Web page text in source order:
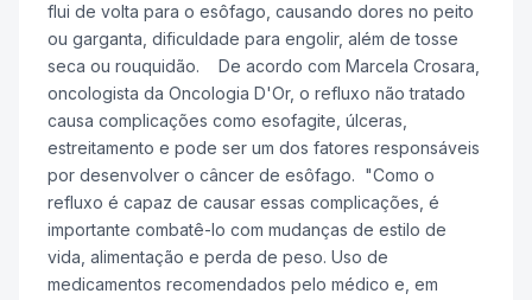
flui de volta para o esôfago, causando dores no peito
ou garganta, dificuldade para engolir, além de tosse
seca ou rouquidão. De acordo com Marcela Crosara,
oncologista da Oncologia D'Or, o refluxo não tratado
causa complicações como esofagite, úlceras,
estreitamento e pode ser um dos fatores responsáveis
por desenvolver o câncer de esôfago. "Como o
refluxo é capaz de causar essas complicações, é
importante combatê-lo com mudanças de estilo de
vida, alimentação e perda de peso. Uso de
medicamentos recomendados pelo médico e, em